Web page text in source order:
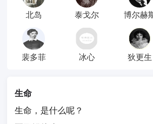
北岛 泰戈尔 博尔赫
裴多菲 冰心 狄更生
生命
生命，是什么呢？